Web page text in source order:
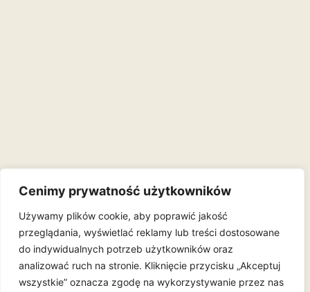
Cenimy prywatność użytkowników
Używamy plików cookie, aby poprawić jakość
przeglądania, wyświetlać reklamy lub treści dostosowane
do indywidualnych potrzeb użytkowników oraz
analizować ruch na stronie. Kliknięcie przycisku „Akceptuj
wszystkie” oznacza zgodę na wykorzystywanie przez nas